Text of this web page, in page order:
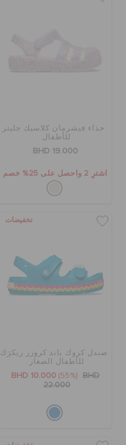
حذاء فيشرمان كلاسيك جليتر
للأطفال
BHD 19.000
اشترِ 2 واحصل على 25% خصم
تخفيضات
صندل كروك باند كروزر ريكرَك
للأطفال الصغار
BHD 10.000 (55%)
BHD
22.000